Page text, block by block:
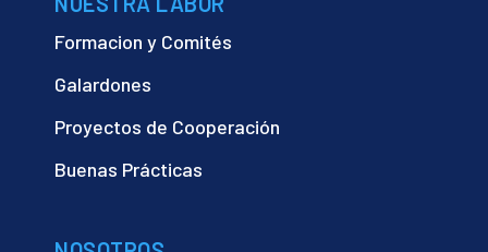
Formacion y Comités
Galardones
Proyectos de Cooperación
Buenas Prácticas